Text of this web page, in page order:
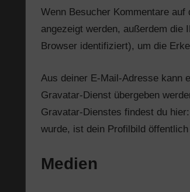
Wenn Besucher Kommentare
angezeigt werden, außerdem die
Browser identifiziert), um die
Aus deiner E-Mail-Adresse kann
Gravatar-Dienst übergeben
Gravatar-Dienstes findest du
wurde, ist dein Profilbild
Medien